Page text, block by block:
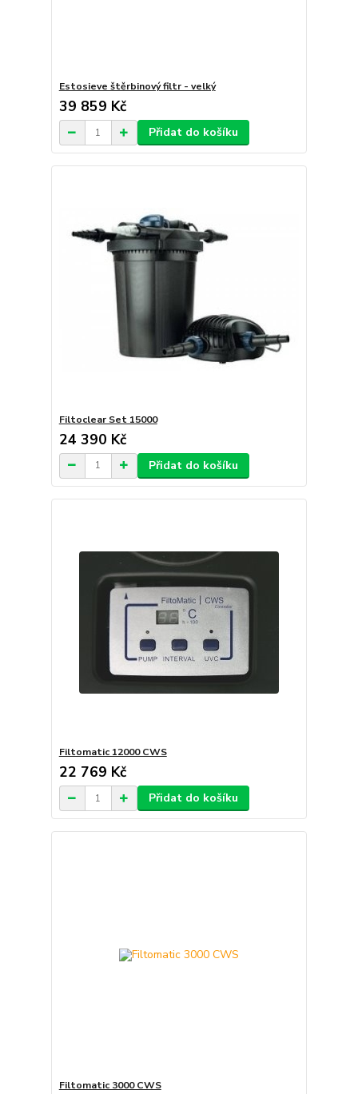
Estosieve štěrbinový filtr - velký
39 859 Kč
Přidat do košíku
Filtoclear Set 15000
24 390 Kč
Přidat do košíku
Filtomatic 12000 CWS
22 769 Kč
Přidat do košíku
Filtomatic 3000 CWS